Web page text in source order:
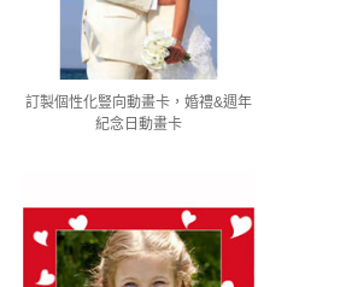
訂製個性化豎向動畫卡，婚禮&週年
紀念日動畫卡